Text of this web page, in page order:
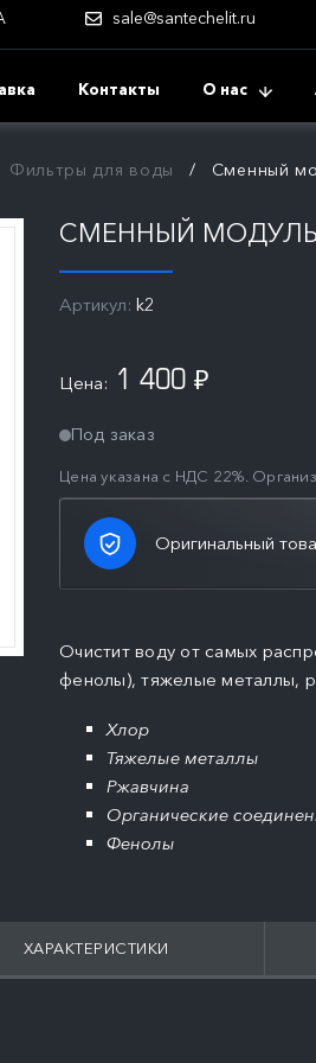
sale@santechelit.ru
Контакты О нас
Фильтры для воды Сменный
СМЕННЫЙ
Артикул: k2
Цена: 1 400 ₽
Под заказ
Цена указана с НДС 22%.
Оригинальный
Очистит воду от самых
фенолы), тяжелые металлы,
Хлор
Тяжелые металлы
Ржавчина
Органические
Фенолы
ХАРАКТЕРИСТИКИ